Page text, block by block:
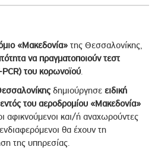
«Μακεδονία» της Θεσσαλονίκης,
να πραγματοποιούν τεστ
PCR) του κορωνοϊού.
δημιούργησε ειδική
του αεροδρομίου «Μακεδονία»
αφικνούμενοι και/ή αναχωρούντες
θα έχουν τη
της υπηρεσίας.